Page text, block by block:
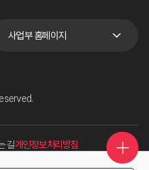
사업부 홈페이지
길개인정보처리방침